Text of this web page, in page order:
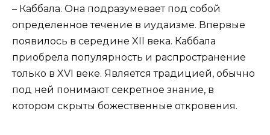
– Каббала. Она подразумевает под собой
определенное течение в иудаизме. Впервые
появилось в середине XII века. Каббала
приобрела популярность и распространение
только в XVI веке. Является традицией, обычно
под ней понимают секретное знание, в
котором скрыты божественные откровения.